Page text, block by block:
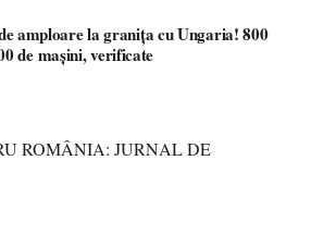
amploare la granița cu Ungaria! 800
de mașini, verificate